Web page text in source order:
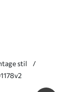
stil